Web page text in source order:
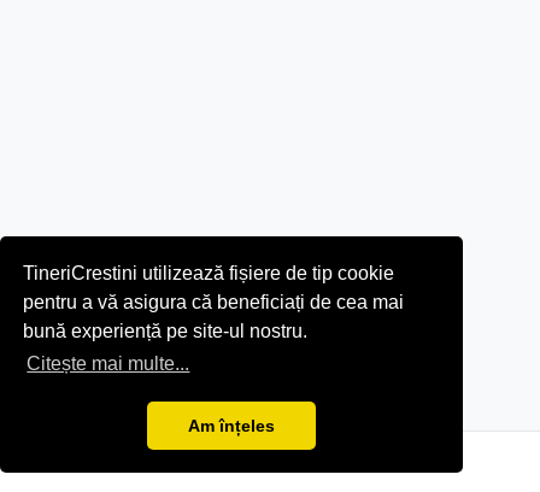
TineriCrestini utilizează fișiere de tip cookie
pentru a vă asigura că beneficiați de cea mai
bună experiență pe site-ul nostru.
Citește mai multe...
Am înțeles